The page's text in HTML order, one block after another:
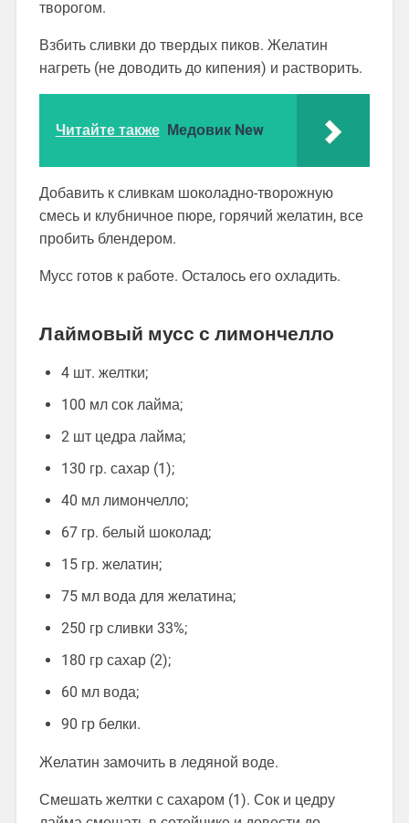
творогом.
Взбить сливки до твердых пиков. Желатин
нагреть (не доводить до кипения) и растворить.
Читайте также Медовик New
Добавить к сливкам шоколадно-творожную
смесь и клубничное пюре, горячий желатин, все
пробить блендером.
Мусс готов к работе. Осталось его охладить.
Лаймовый мусс с лимончелло
4 шт. желтки;
100 мл сок лайма;
2 шт цедра лайма;
130 гр. сахар (1);
40 мл лимончелло;
67 гр. белый шоколад;
15 гр. желатин;
75 мл вода для желатина;
250 гр сливки 33%;
180 гр сахар (2);
60 мл вода;
90 гр белки.
Желатин замочить в ледяной воде.
Смешать желтки с сахаром (1). Сок и цедру